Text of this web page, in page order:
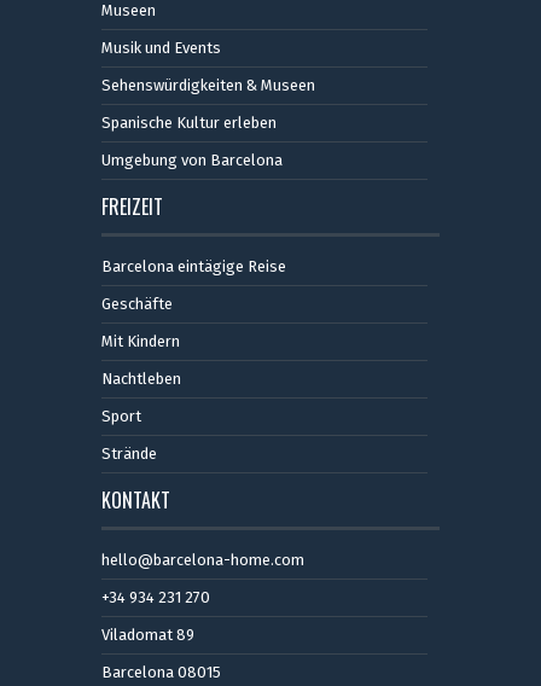
Museen
Musik und Events
Sehenswürdigkeiten & Museen
Spanische Kultur erleben
Umgebung von Barcelona
FREIZEIT
Barcelona eintägige Reise
Geschäfte
Mit Kindern
Nachtleben
Sport
Strände
KONTAKT
hello@barcelona-home.com
+34 934 231 270
Viladomat 89
Barcelona 08015